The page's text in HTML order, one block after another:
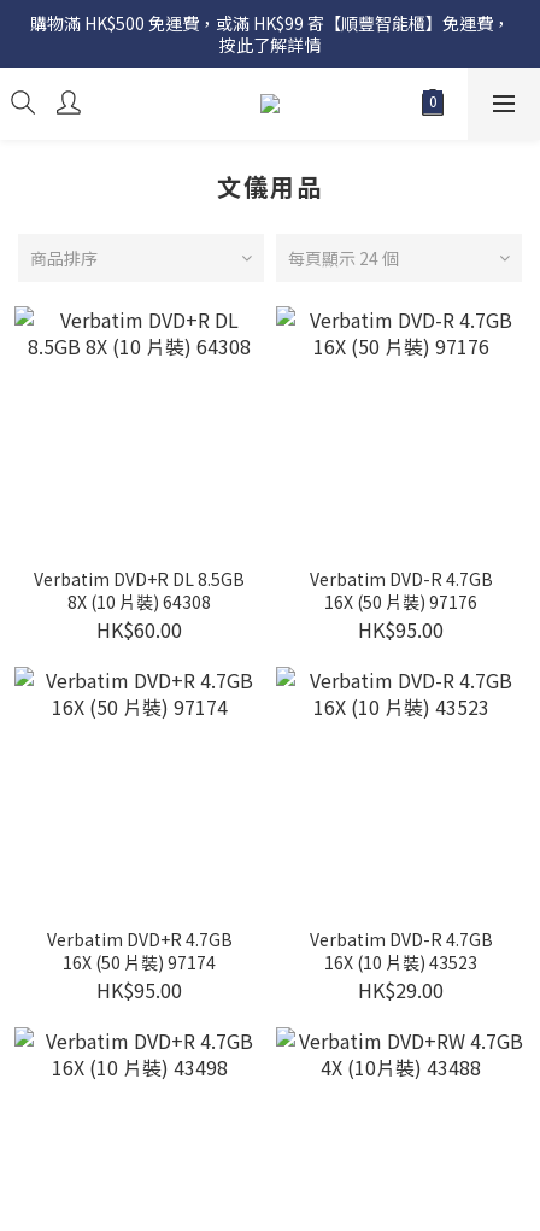
購物滿 HK$500 免運費，或滿 HK$99 寄【順豐智能櫃】免運費，
按此了解詳情
文儀用品
商品排序 每頁顯示 24 個
Verbatim DVD+R DL 8.5GB
8X (10 片裝) 64308
HK$60.00
Verbatim DVD-R 4.7GB
16X (50 片裝) 97176
HK$95.00
Verbatim DVD+R 4.7GB
16X (50 片裝) 97174
HK$95.00
Verbatim DVD-R 4.7GB
16X (10 片裝) 43523
HK$29.00